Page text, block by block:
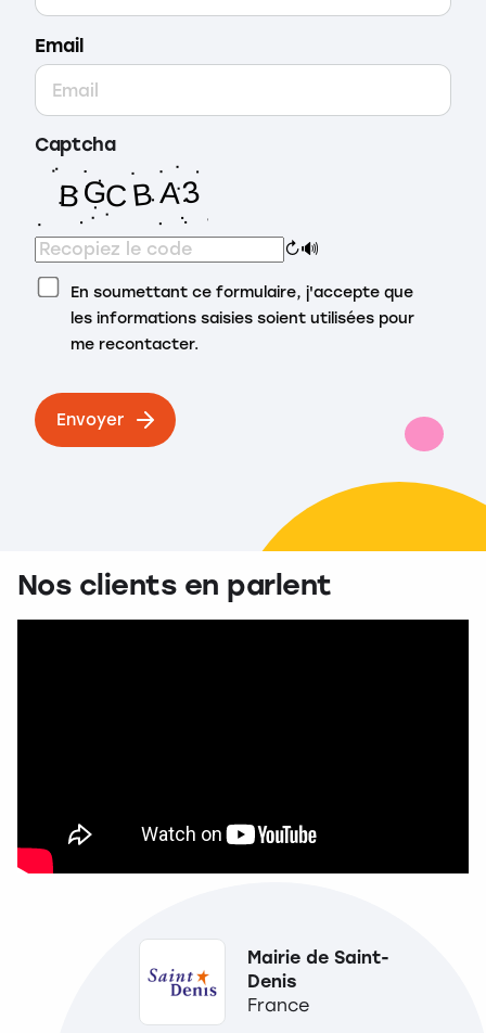
Email
Captcha
↻🔊
En soumettant ce formulaire, j'accepte que
les informations saisies soient utilisées pour
me recontacter.
Envoyer
Nos clients en parlent
Mairie de Saint-
Denis
France